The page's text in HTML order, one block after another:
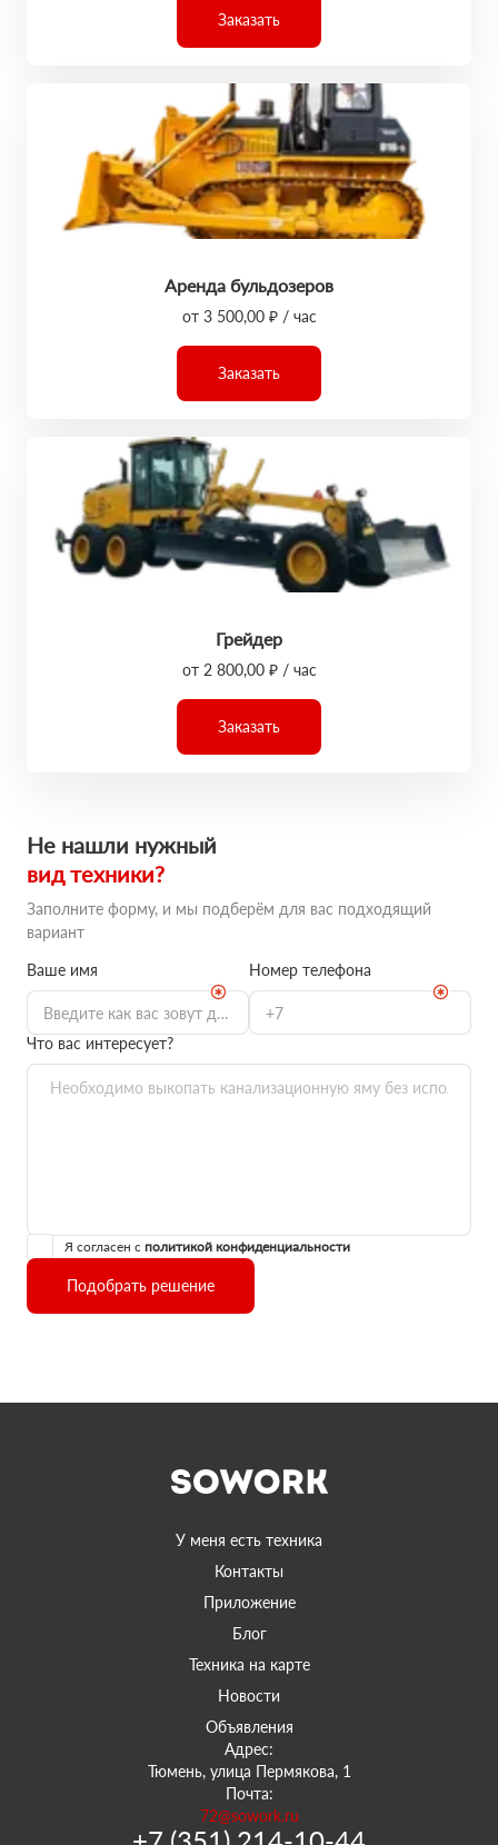
Заказать
Аренда бульдозеров
от 3 500,00 ₽ / час
Заказать
Грейдер
от 2 800,00 ₽ / час
Заказать
Не нашли нужный
вид техники?
Заполните форму, и мы подберём для вас подходящий
вариант
Ваше имя
Номер телефона
Что вас интересует?
Я согласен с политикой конфиденциальности
Подобрать решение
У меня есть техника
Контакты
Приложение
Блог
Техника на карте
Новости
Объявления
Адрес:
Тюмень, улица Пермякова, 1
Почта:
72@sowork.ru